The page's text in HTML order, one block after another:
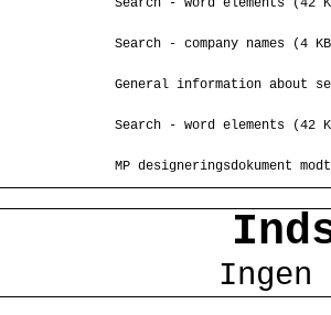
Search - word elements (42
Search - company names (4
General information about
Search - word elements (42
MP designeringsdokument
Ingen